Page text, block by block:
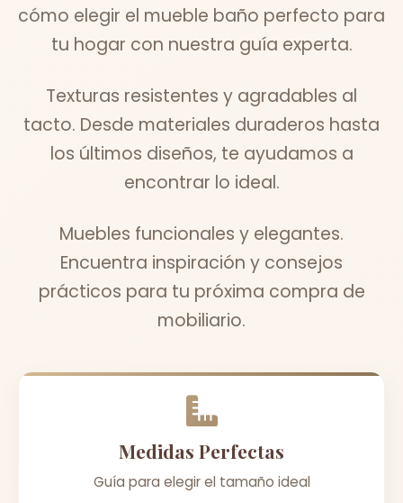
cómo elegir el mueble baño perfecto para
tu hogar con nuestra guía experta.
Texturas resistentes y agradables al
tacto. Desde materiales duraderos hasta
los últimos diseños, te ayudamos a
encontrar lo ideal.
Muebles funcionales y elegantes.
Encuentra inspiración y consejos
prácticos para tu próxima compra de
mobiliario.
Medidas Perfectas
Guía para elegir el tamaño ideal